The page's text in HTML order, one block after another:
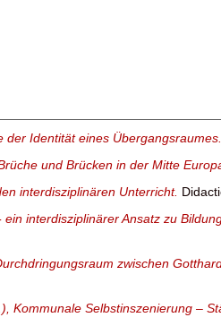
Identität eines Übergangsraumes.
und Brücken in der Mitte
interdisziplinären Unterricht.
interdisziplinärer Ansatz zu
zwischen
Kommunale Selbstinszenierung –